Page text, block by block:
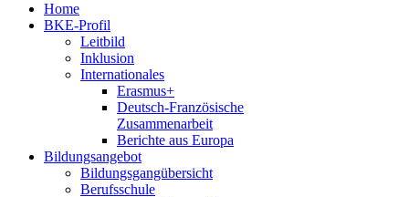
Home
BKE-Profil
Leitbild
Inklusion
Internationales
Erasmus+
Deutsch-Französische
Zusammenarbeit
Berichte aus Europa
Bildungsangebot
Bildungsgangübersicht
Berufsschule